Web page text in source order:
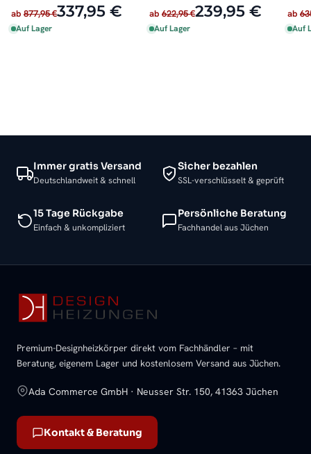
inkl. Heizstab
ab 877,95 €337,95 €
Auf Lager
ab 622,95 €239,95 €
Auf Lager
ab
Auf
Immer gratis Versand
Deutschlandweit & schnell
Sicher bezahlen
SSL-verschlüsselt & geprüft
15 Tage Rückgabe
Einfach & unkompliziert
Persönliche Beratung
Fachhandel aus Jüchen
Premium-Designheizkörper direkt vom Fachhändler – mit
Beratung, eigenem Lager und kostenlosem Versand aus Jüchen.
Ada Commerce GmbH · Neusser Str. 150, 41363 Jüchen
Kontakt & Beratung